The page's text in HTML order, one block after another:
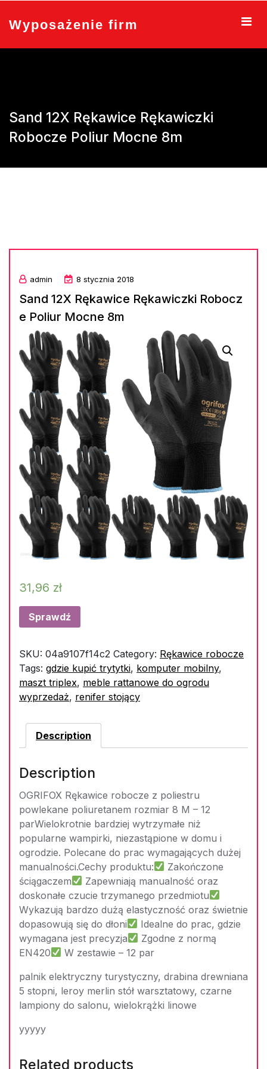
content
Wyposażenie firm
Sand 12X Rękawice Rękawiczki
Robocze Poliur Mocne 8m
admin 8 stycznia 2018
Sand 12X Rękawice Rękawiczki Robocz
e Poliur Mocne 8m
31,96 zł
Sprawdź
SKU: 04a9107f14c2 Category: Rękawice robocze
Tags: gdzie kupić trytytki, komputer mobilny,
maszt triplex, meble rattanowe do ogrodu
wyprzedaż, renifer stojący
Description
Description
OGRIFOX Rękawice robocze z poliestru
powlekane poliuretanem rozmiar 8 M – 12
parWielokrotnie bardziej wytrzymałe niż
popularne wampirki, niezastąpione w domu i
ogrodzie. Polecane do prac wymagających dużej
manualności.Cechy produktu:
Zakończone
ściągaczem
Zapewniają manualność oraz
doskonałe czucie trzymanego przedmiotu
Wykazują bardzo dużą elastyczność oraz świetnie
dopasowują się do dłoni
Idealne do prac, gdzie
wymagana jest precyzja
Zgodne z normą
EN420
W zestawie – 12 par
palnik elektryczny turystyczny, drabina drewniana
5 stopni, leroy merlin stół warsztatowy, czarne
lampiony do salonu, wielokrążki linowe
yyyyy
Related products